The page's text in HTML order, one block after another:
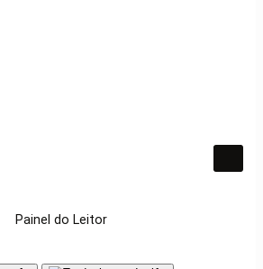
Painel do Leitor